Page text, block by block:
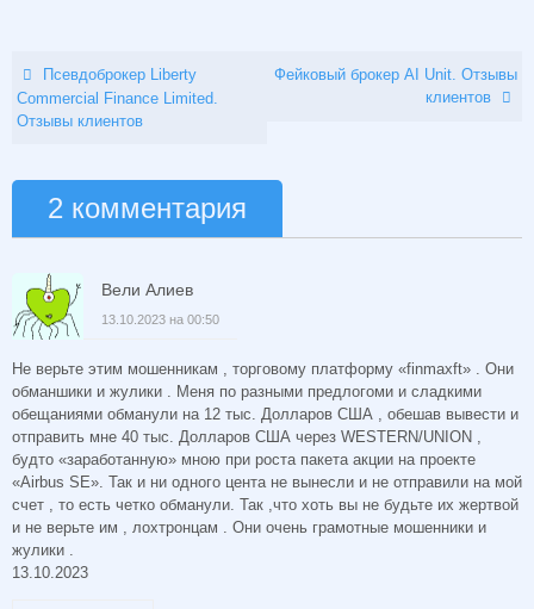
Псевдоброкер Liberty
Commercial Finance Limited.
Отзывы клиентов
Фейковый брокер AI Unit. Отзывы
клиентов
2 комментария
Вели Алиев
13.10.2023 на 00:50
Не верьте этим мошенникам , торговому платформу «finmaxft» . Они
обманшики и жулики . Меня по разными предлогоми и сладкими
обещаниями обманули на 12 тыс. Долларов США , обешав вывести и
отправить мне 40 тыс. Долларов США через WESTERN/UNION ,
будто «заработанную» мною при роста пакета акции на проекте
«Airbus SE». Так и ни одного цента не вынесли и не отправили на мой
счет , то есть четко обманули. Так ,что хоть вы не будьте их жертвой
и не верьте им , лохтронцам . Они очень грамотные мошенники и
жулики .
13.10.2023